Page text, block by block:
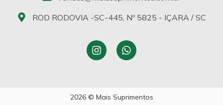
ROD RODOVIA -SC-445, Nº 5825 - IÇARA / SC
2026 © Mais Suprimentos